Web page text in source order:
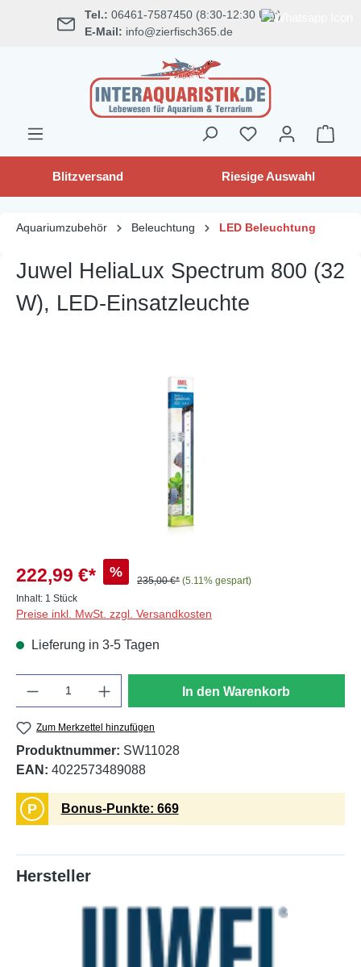
springen Tel.: 06461-7587450 (8:30-12:30 Uhr)
E-Mail: info@zierfisch365.de
Blitzversand Riesige Auswahl
Aquariumzubehör Beleuchtung LED Beleuchtung
Juwel HeliaLux Spectrum 800 (32
W), LED-Einsatzleuchte
222,99 €* %
235,00 €* (5.11% gespart)
Inhalt: 1 Stück
Preise inkl. MwSt. zzgl. Versandkosten
Lieferung in 3-5 Tagen
In den Warenkorb
Zum Merkzettel hinzufügen
Produktnummer: SW11028
EAN: 4022573489088
P Bonus-Punkte: 669
Hersteller